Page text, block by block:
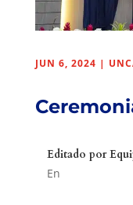
JUN 6, 2024 |
Editado por
En